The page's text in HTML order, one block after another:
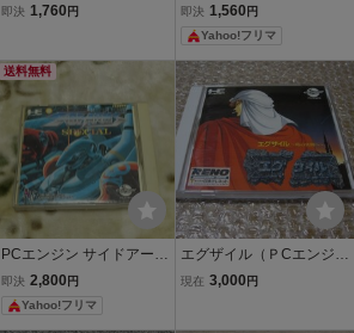
CDソフト スーパーシュヴ
即決 1,760 円
グザイル 時の狭間へ REN
O 日本テレネット PCE
ソフト
即決 1,560 円
Yahoo!フリマ
送料無料
PCエンジン サイドアーム
スペシャル CD-ROM2 NE
Cアベニュー
即決 2,800 円
Yahoo!フリマ
エグザイル（ＰCエンジン
CD-ROM2）
現在 3,000 円